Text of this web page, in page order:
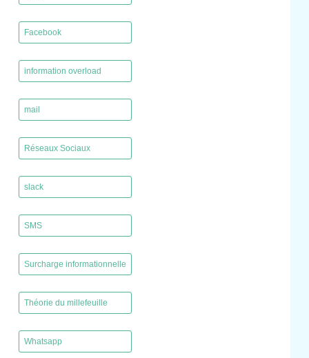
Facebook
information overload
mail
Réseaux Sociaux
slack
SMS
Surcharge informationnelle
Théorie du millefeuille
Whatsapp